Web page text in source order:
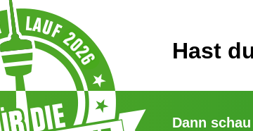
Hast
Dann